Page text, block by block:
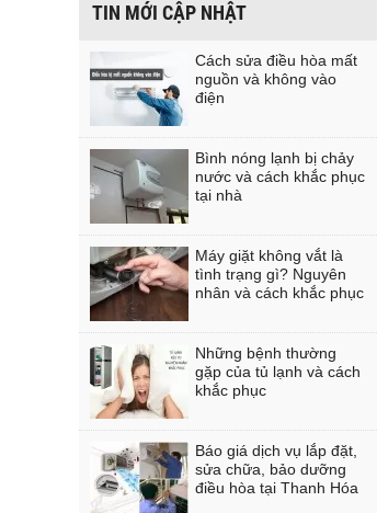
TIN MỚI CẬP NHẬT
Cách sửa điều hòa mất
nguồn và không vào
điện
Bình nóng lạnh bị chảy
nước và cách khắc phục
tại nhà
Máy giặt không vắt là
tình trạng gì? Nguyên
nhân và cách khắc phục
Những bệnh thường
gặp của tủ lạnh và cách
khắc phục
Báo giá dịch vụ lắp đặt,
sửa chữa, bảo dưỡng
điều hòa tại Thanh Hóa